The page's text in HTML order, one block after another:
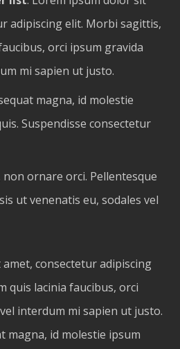
adipiscing elit. Morbi sagittis,
orci ipsum gravida
mi sapien ut justo.
magna, id molestie
Suspendisse consectetur
non ornare orci. Pellentesque
ut venenatis eu, sodales vel
consectetur adipiscing
quis lacinia faucibus, orci
interdum mi sapien ut justo.
magna, id molestie ipsum